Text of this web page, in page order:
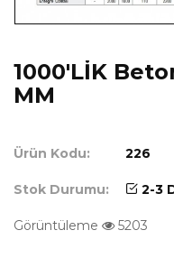
1000'LİK
MM
Ürün Kodu: 226
Stok Durumu: 2-3
Görüntüleme 5203